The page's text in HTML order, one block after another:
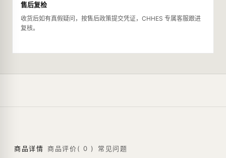
售后复检
收货后如有真假疑问，按售后政策提交凭证，CHHES 专属客服跟进
复核。
商品详情 商品评价( 0 ) 常见问题